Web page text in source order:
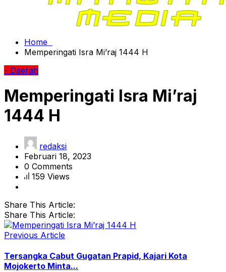
Home
Memperingati Isra Mi’raj 1444 H
- Daerah
Memperingati Isra Mi’raj
1444 H
redaksi
Februari 18, 2023
0 Comments
159 Views
Share This Article:
Share This Article:
Previous Article
Tersangka Cabut Gugatan Prapid, Kajari Kota
Mojokerto Minta...